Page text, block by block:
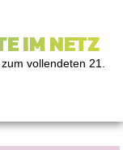
IM NETZ
vollendeten 21.